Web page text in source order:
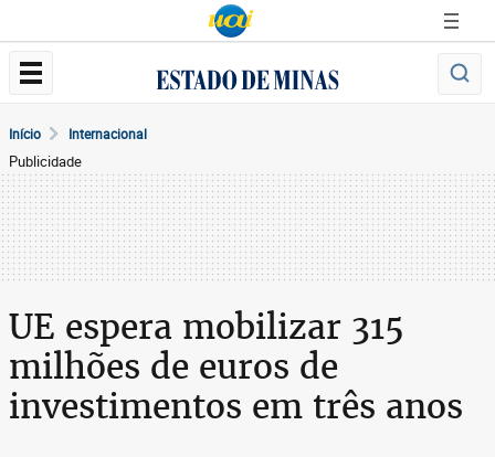
Início Internacional
Publicidade
UE espera mobilizar 315
milhões de euros de
investimentos em três anos